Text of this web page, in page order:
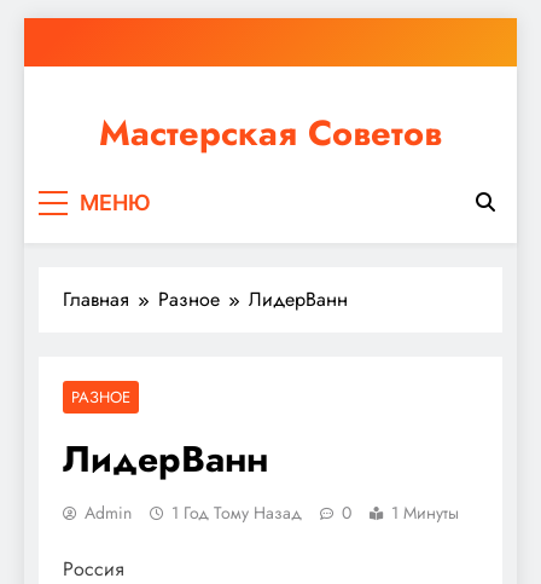
к
Мастерская Советов
ремонт или крупное строительство, в Мастерской
МЕНЮ
Главная Разное ЛидерВанн
РАЗНОЕ
ЛидерВанн
Admin 1 Год Тому Назад 0 1 Минуты
Россия